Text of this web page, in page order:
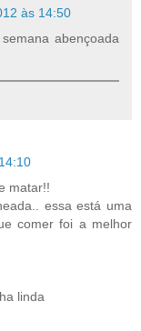
às 14:50
abençoada
matar!!
essa está uma
comer foi a melhor
linda